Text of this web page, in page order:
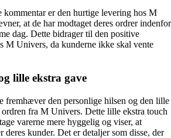
kommentar er den hurtige levering hos M
at de har modtaget deres ordrer indenfor
dag. Dette bidrager til den positive
M Univers, da kunderne ikke skal vente
lille ekstra gave
fremhæver den personlige hilsen og den lille
fra M Univers. Dette lille ekstra touch
varerne mere hyggelig og viser, at
kunder. Det er detaljer som disse, der